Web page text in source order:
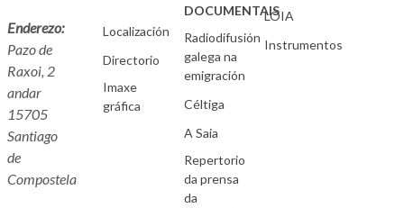
Enderezo:
Pazo de
Raxoi, 2
andar
15705
Santiago
de
Compostela
Localización
Directorio
Imaxe
gráfica
DOCUMENTAIS
Radiodifusión
galega na
emigración
Céltiga
A Saia
Repertorio
da prensa
da
LOIA
Instrumentos